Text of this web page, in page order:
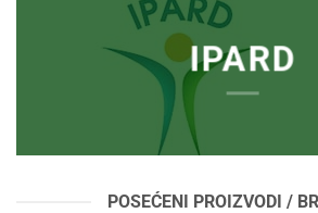
IPARD
POSEĆENI PROIZVODI /